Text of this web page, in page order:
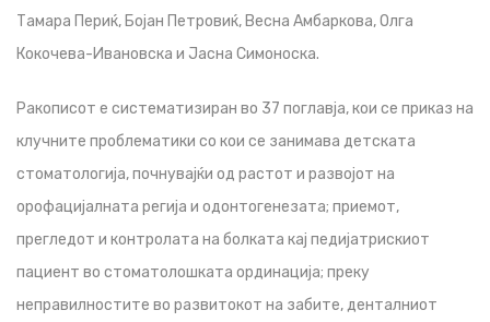
Тамара Периќ, Бојан Петровиќ, Весна Амбаркова, Олга
Кокочева-Ивановска и Јасна Симоноска.
Ракописот е систематизиран во 37 поглавја, кои се приказ на
клучните проблематики со кои се занимава детската
стоматологија, почнувајќи од растот и развојот на
орофацијалната регија и одонтогенезата; приемот,
прегледот и контролата на болката кај педијатрискиот
пациент во стоматолошката ординација; преку
неправилностите во развитокот на забите, денталниот